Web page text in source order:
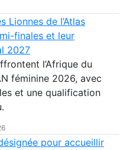
Lionnes de l’Atlas
finales et leur
2027
l’Afrique du
féminine 2026, avec
et une qualification
pour accueillir